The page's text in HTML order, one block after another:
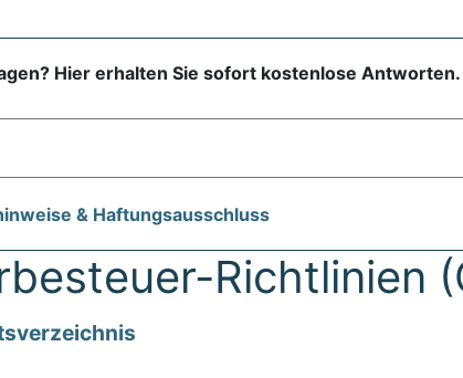
Hier erhalten Sie sofort kostenlose Antworten.
& Haftungsausschluss
Richtlinien